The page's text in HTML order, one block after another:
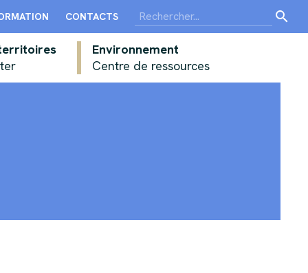
CONTACTS
Environnement
Centre de ressources